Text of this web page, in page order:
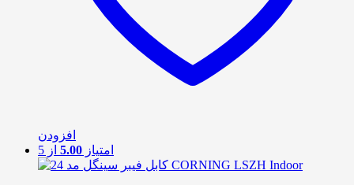
افزودن
امتیاز 5.00 از 5